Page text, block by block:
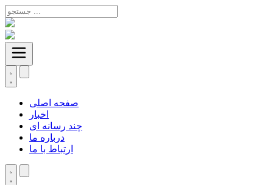
صفحه اصلی
اخبار
چند رسانه ای
درباره ما
ارتباط با ما